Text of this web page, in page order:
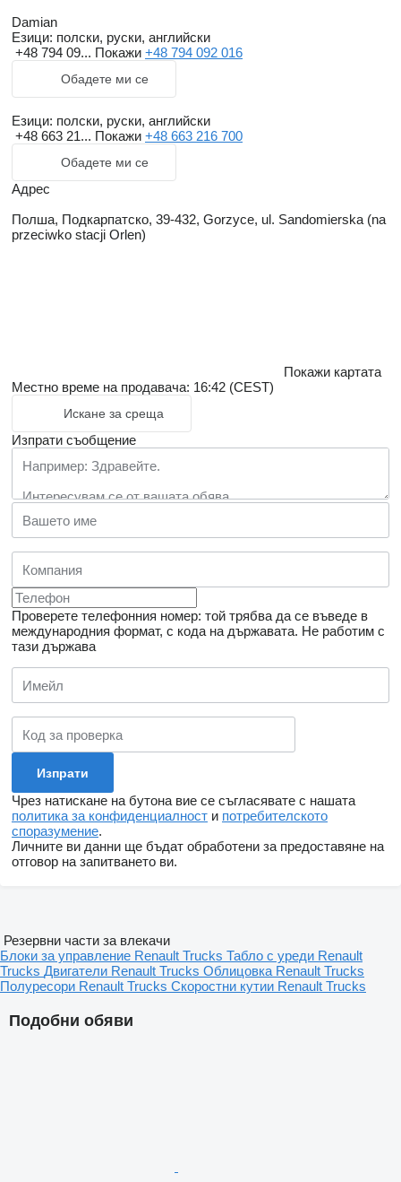
Damian
Езици: полски, руски, английски
+48 794 09... Покажи +48 794 092 016
Обадете ми се
Езици: полски, руски, английски
+48 663 21... Покажи +48 663 216 700
Обадете ми се
Адрес
Полша, Подкарпатско, 39-432, Gorzyce, ul. Sandomierska (na
przeciwko stacji Orlen)
Покажи картата
Местно време на продавача: 16:42 (CEST)
Искане за среща
Изпрати съобщение
Проверете телефонния номер: той трябва да се въведе в
международния формат, с кода на държавата. Не работим с
тази държава
Чрез натискане на бутона вие се съгласявате с нашата
политика за конфиденциалност и потребителското
споразумение.
Личните ви данни ще бъдат обработени за предоставяне на
отговор на запитването ви.
Подобни обяви
Резервни части за влекачи
Блоки за управление Renault Trucks Табло с уреди Renault
Trucks Двигатели Renault Trucks Облицовка Renault Trucks
Полуресори Renault Trucks Скоростни кутии Renault Trucks